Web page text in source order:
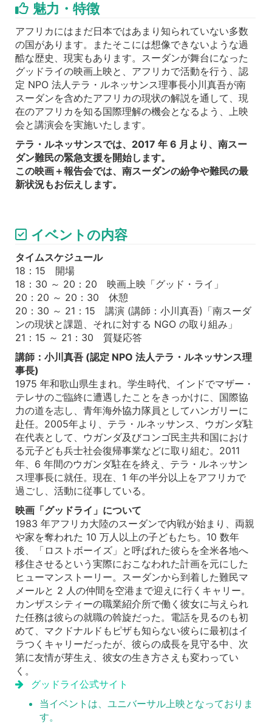
魅力・特徴
アフリカにはまだ日本ではあまり知られていない多数
の国があります。またそこには想像できないような過
酷な歴史、現実もあります。スーダンが舞台になった
グッドライの映画上映と、アフリカで活動を行う、認
定 NPO 法人テラ・ルネッサンス理事長小川真吾が南
スーダンを含めたアフリカの現状の解説を通して、現
在のアフリカを知る国際理解の機会となるよう、上映
会と講演会を実施いたします。
テラ・ルネッサンスでは、2017 年 6 月より、南スー
ダン難民の緊急支援を開始します。
この映画＋報告会では、南スーダンの紛争や難民の最
新状況もお伝えします。
イベントの内容
タイムスケジュール
18：15 開場
18：30 ～ 20：20 映画上映「グッド・ライ」
20：20 ～ 20：30 休憩
20：30 ～ 21：15 講演 (講師：小川真吾)「南スーダ
ンの現状と課題、それに対する NGO の取り組み」
21：15 ～ 21：30 質疑応答
講師：小川真吾 (認定 NPO 法人テラ・ルネッサンス理
事長)
1975 年和歌山県生まれ。学生時代、インドでマザー・
テレサのご臨終に遭遇したことをきっかけに、国際協
力の道を志し、青年海外協力隊員としてハンガリーに
赴任。2005年より、テラ・ルネッサンス、ウガンダ駐
在代表として、ウガンダ及びコンゴ民主共和国におけ
る元子ども兵士社会復帰事業などに取り組む。2011
年、6 年間のウガンダ駐在を終え、テラ・ルネッサン
ス理事長に就任。現在、1 年の半分以上をアフリカで
過ごし、活動に従事している。
映画「グッドライ」について
1983 年アフリカ大陸のスーダンで内戦が始まり、両親
や家を奪われた 10 万人以上の子どもたち。10 数年
後、「ロストボーイズ」と呼ばれた彼らを全米各地へ
移住させるという実際におこなわれた計画を元にした
ヒューマンストーリー。スーダンから到着した難民マ
メールと 2 人の仲間を空港まで迎えに行くキャリー。
カンザスシティーの職業紹介所で働く彼女に与えられ
た任務は彼らの就職の斡旋だった。電話を見るのも初
めて、マクドナルドもピザも知らない彼らに最初はイ
ラつくキャリーだったが、彼らの成長を見守る中、次
第に友情が芽生え、彼女の生き方さえも変わってい
く。
グッドライ公式サイト
当イベントは、ユニバーサル上映となっておりま
す。